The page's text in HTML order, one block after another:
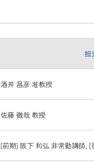
担
酒井 昌彦 准教授
佐藤 徹哉 教授
[前期] 阪下 和弘 非常勤講師,